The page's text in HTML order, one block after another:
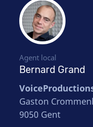
Agent local
Bernard Grand
Gaston
9050 Gent